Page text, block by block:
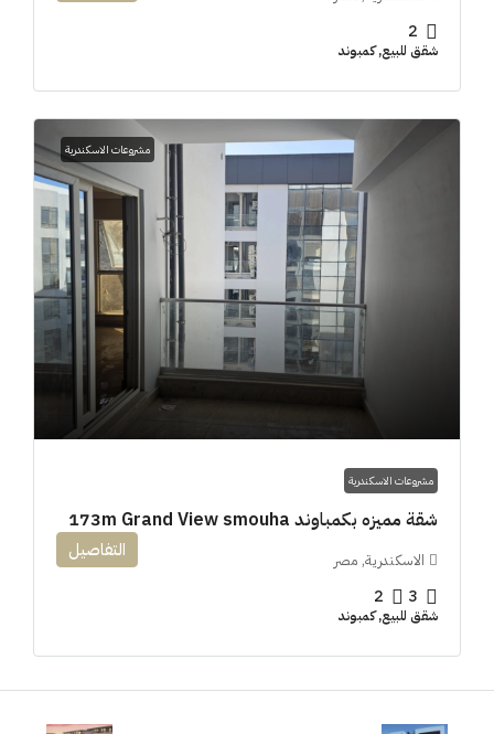
2
شقق للبيع, كمبوند
مشروعات الاسكندرية
مشروعات الاسكندرية
شقة مميزه بكمباوند 173m Grand View smouha
الاسكندرية, مصر
3
2
شقق للبيع, كمبوند
التفاصيل